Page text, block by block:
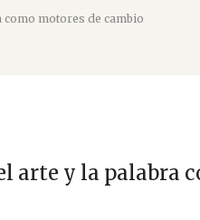
como motores de cambio
arte y la palabra